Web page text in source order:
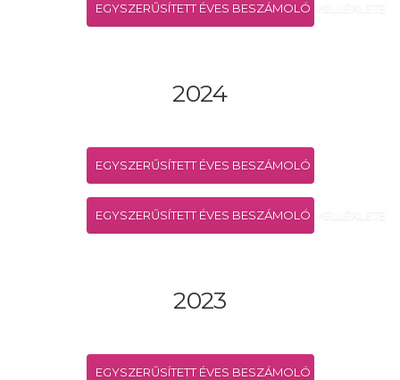
EGYSZERŰSÍTETT ÉVES BESZÁMOLÓ MELLÉKLETE
2024
EGYSZERŰSÍTETT ÉVES BESZÁMOLÓ
EGYSZERŰSÍTETT ÉVES BESZÁMOLÓ MELLÉKLETE
2023
EGYSZERŰSÍTETT ÉVES BESZÁMOLÓ